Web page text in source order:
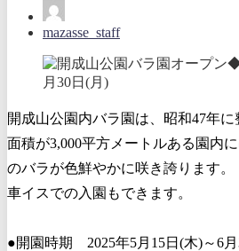
mazasse_staff
開成山公園内バラ園は、昭和47年に
面積が3,000平方メートルある園内
のバラが色鮮やかに咲き誇ります。
車イスでの入園もできます。
●開園時期 2025年5月15日(木)～6